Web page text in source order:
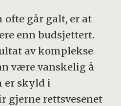
ofte går galt, er at
enn budsjettert.
av komplekse
være vanskelig å
er skyld i
gjerne rettsvesenet